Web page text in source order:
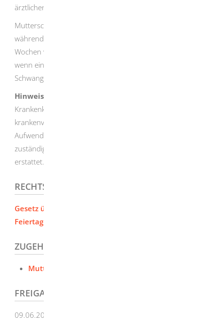
ärztlichen Attestes.
Mutterschutzlohn müssen Sie nicht mehr zahlen
während der Mutterschutzfristen, das heißt sechs
Wochen vor und acht Wochen nach der Entbindung, und
wenn eine Fehlgeburt oder ein
Schwangerschaftsabbruch erfolgt.
Hinweis:
Krankenkassen entrichten, bei denen ihre Arbeitnehmer
krankenversichert sind. Dafür werden Ihnen die
Aufwendungen für den Mutterschutzlohn von der
zuständigen Krankenkasse auf Antrag vollständig
erstattet.
RECHTSGRUNDLAGE
Gesetz über die Zahlung des Arbeitsentgelts an den
Feiertagen und im Krankheitsfall (EntgFG)
ZUGEHÖRIGE LEISTUNGEN
Mutterschutzlohn
FREIGABEVERMERK
09.06.2026 Wirtschaftsministerium Baden-Württemberg